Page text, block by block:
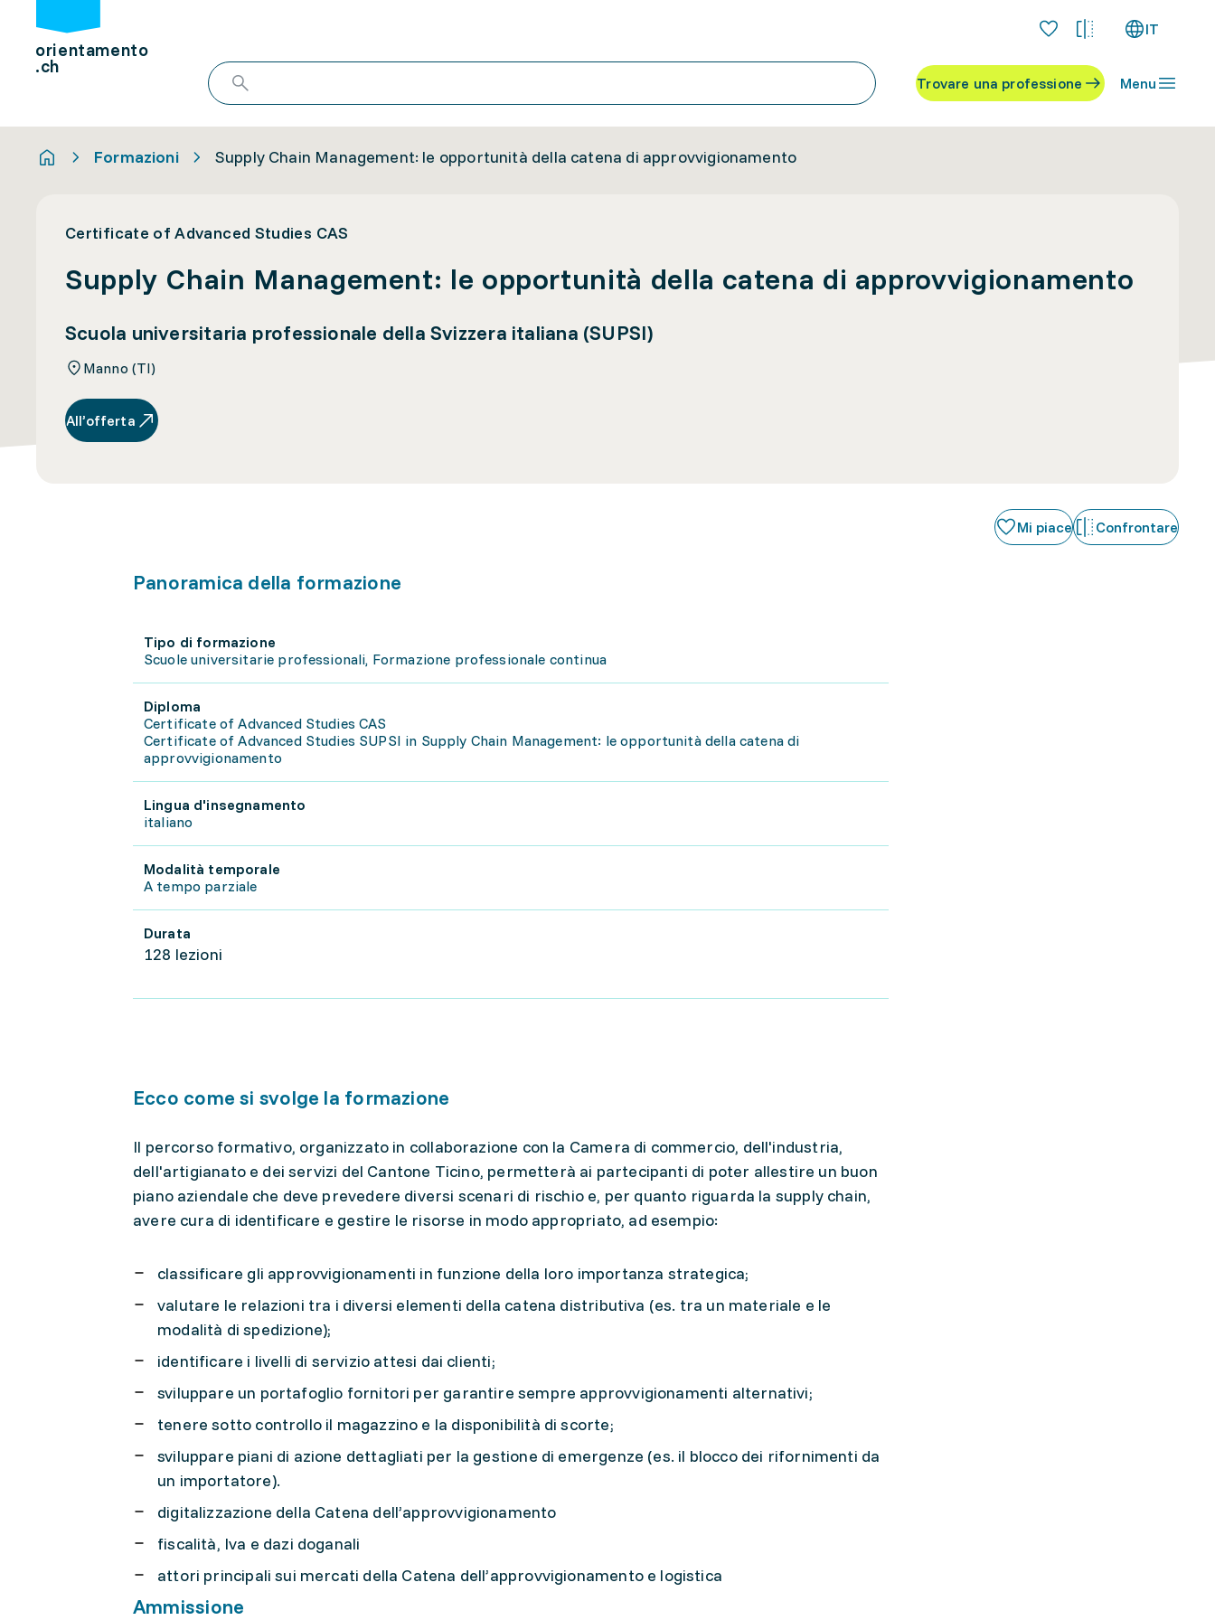
orientamento
.ch
IT
Trovare una professione Menu
Formazioni Supply Chain Management: le opportunità della catena di approvvigionamento
Certificate of Advanced Studies CAS
Supply Chain Management: le opportunità della catena di approvvigionamento
Scuola universitaria professionale della Svizzera italiana (SUPSI)
Manno (TI)
All’offerta
Mi piace Confrontare
Panoramica della formazione
Tipo di formazione
Scuole universitarie professionali, Formazione professionale continua
Diploma
Certificate of Advanced Studies CAS
Certificate of Advanced Studies SUPSI in Supply Chain Management: le opportunità della catena di
approvvigionamento
Lingua d'insegnamento
italiano
Modalità temporale
A tempo parziale
Durata
128 lezioni
Ecco come si svolge la formazione
Il percorso formativo, organizzato in collaborazione con la Camera di commercio, dell'industria,
dell'artigianato e dei servizi del Cantone Ticino, permetterà ai partecipanti di poter allestire un buon
piano aziendale che deve prevedere diversi scenari di rischio e, per quanto riguarda la supply chain,
avere cura di identificare e gestire le risorse in modo appropriato, ad esempio:
classificare gli approvvigionamenti in funzione della loro importanza strategica;
valutare le relazioni tra i diversi elementi della catena distributiva (es. tra un materiale e le
modalità di spedizione);
identificare i livelli di servizio attesi dai clienti;
sviluppare un portafoglio fornitori per garantire sempre approvvigionamenti alternativi;
tenere sotto controllo il magazzino e la disponibilità di scorte;
sviluppare piani di azione dettagliati per la gestione di emergenze (es. il blocco dei rifornimenti da
un importatore).
digitalizzazione della Catena dell’approvvigionamento
fiscalità, Iva e dazi doganali
attori principali sui mercati della Catena dell’approvvigionamento e logistica
Ammissione